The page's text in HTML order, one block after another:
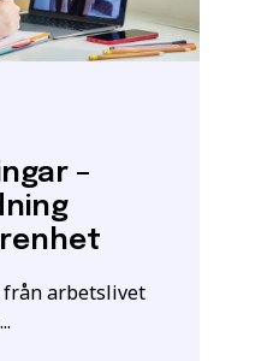
–
från arbetslivet